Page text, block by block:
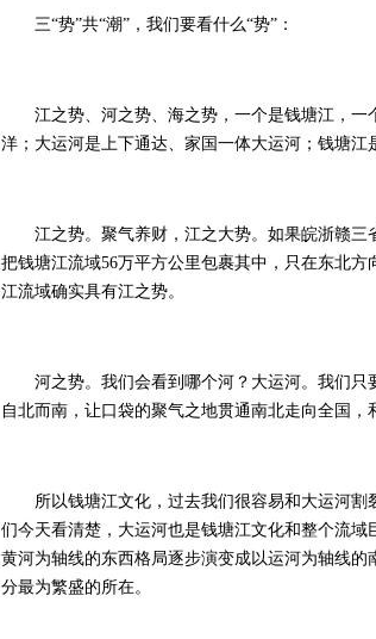
三“势”共“潮”，我们要看什么“势”：
江之势、河之势、海之势，一个是钱塘江，一
洋；大运河是上下通达、家国一体大运河；钱塘江
江之势。聚气养财，江之大势。如果皖浙赣三
把钱塘江流域56万平方公里包裹其中，只在东北
江流域确实具有江之势。
河之势。我们会看到哪个河？大运河。我们只
自北而南，让口袋的聚气之地贯通南北走向全国，
所以钱塘江文化，过去我们很容易和大运河割
们今天看清楚，大运河也是钱塘江文化和整个流
黄河为轴线的东西格局逐步演变成以运河为轴线
分最为繁盛的所在。